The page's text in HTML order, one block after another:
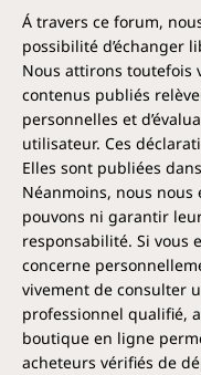
Á travers ce forum,
possibilité d’échanger
Nous attirons toutefois
contenus publiés
personnelles et
utilisateur. Ces
Elles sont publiées
Néanmoins, nous
pouvons ni garantir
responsabilité. Si vous
concerne
vivement de consulter
professionnel qualifié,
boutique en ligne
acheteurs vérifiés de